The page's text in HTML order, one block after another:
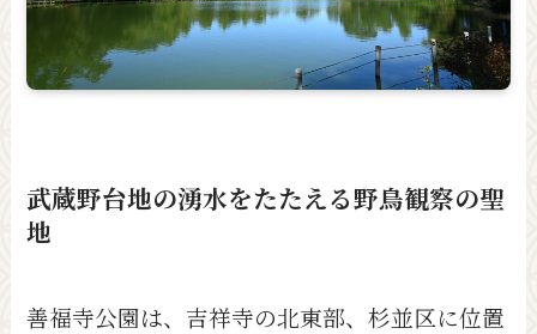
武蔵野台地の湧水をたたえる野鳥観察の聖
地
善福寺公園は、吉祥寺の北東部、杉並区に位置